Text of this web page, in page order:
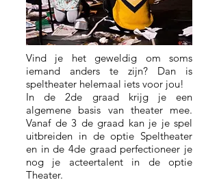
Vind je het geweldig om soms
iemand anders te zijn? Dan is
speltheater helemaal iets voor jou!
In de 2de graad krijg je een
algemene basis van theater mee.
Vanaf de 3 de graad kan je je spel
uitbreiden in de optie Speltheater
en in de 4de graad perfectioneer je
nog je acteertalent in de optie
Theater.